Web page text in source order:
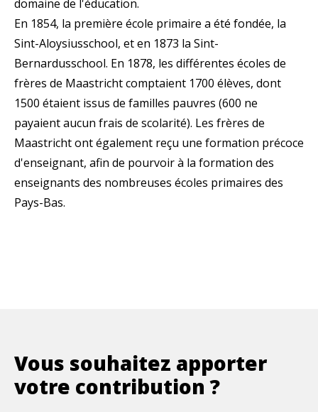
domaine de l'éducation.
En 1854, la première école primaire a été fondée, la
Sint-Aloysiusschool, et en 1873 la Sint-
Bernardusschool. En 1878, les différentes écoles de
frères de Maastricht comptaient 1700 élèves, dont
1500 étaient issus de familles pauvres (600 ne
payaient aucun frais de scolarité). Les frères de
Maastricht ont également reçu une formation précoce
d'enseignant, afin de pourvoir à la formation des
enseignants des nombreuses écoles primaires des
Pays-Bas.
Vous souhaitez apporter
votre contribution ?